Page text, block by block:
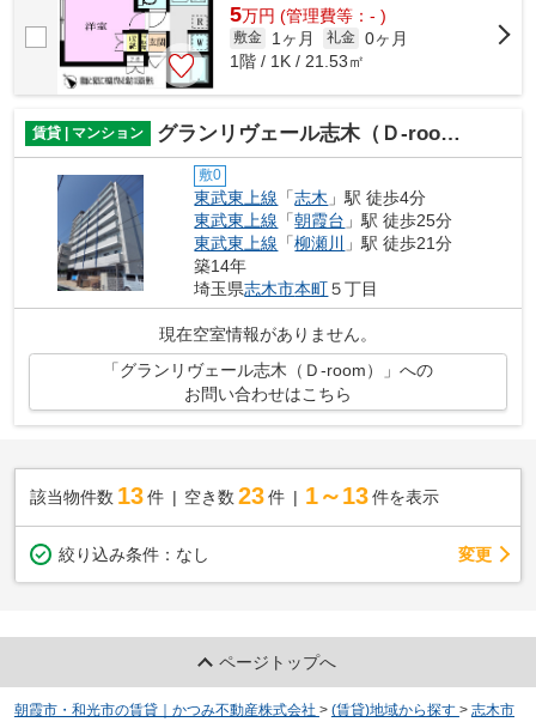
5万円 (管理費等：- )
敷金 1ヶ月 礼金 0ヶ月
1階 / 1K / 21.53㎡
賃貸 | マンション グランリヴェール志木（Ｄ-room）
敷0
東武東上線 「志木 」駅 徒歩4分
東武東上線 「朝霞台 」駅 徒歩25分
東武東上線 「柳瀬川
」駅 徒歩21分
築14年
埼玉県志木市本町５丁目
現在空室情報がありません。
「グランリヴェール志木（Ｄ-room）」への
お問い合わせはこちら
該当物件数 13件 空き数 23 件 1～13 件を表示
絞り込み条件： なし 変更
ページトップへ
朝霞市・和光市の賃貸｜かつみ不動産株式会社 > (賃貸)地域から探す > 志木市